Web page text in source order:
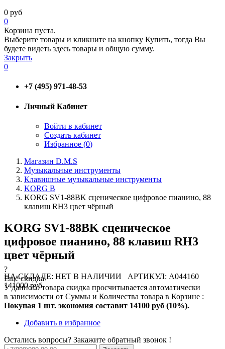
0 руб
0
Корзина пуста.
Выберите товары и кликните на кнопку Купить, тогда Вы
будете видеть здесь товары и общую сумму.
Закрыть
0
+7 (495) 971-48-53
Личный Кабинет
Войти в кабинет
Создать кабинет
Избранное (0)
Магазин D.M.S
Музыкальные инструменты
Клавишные музыкальные инструменты
KORG B
KORG SV1-88BK сценическое цифровое пианино, 88
клавиш RH3 цвет чёрный
KORG SV1-88BK сценическое
цифровое пианино, 88 клавиш RH3
цвет чёрный
НА СКЛАДЕ: НЕТ В НАЛИЧИИ АРТИКУЛ: A044160
141000 руб
?
Ещё скидка
У данного товара скидка просчитывается автоматически
в зависимости от Суммы и Количества товара в Корзине :
Покупая 1 шт. экономия составит 14100 руб (10%).
Добавить в избранное
Остались вопросы? Закажите обратный звонок !